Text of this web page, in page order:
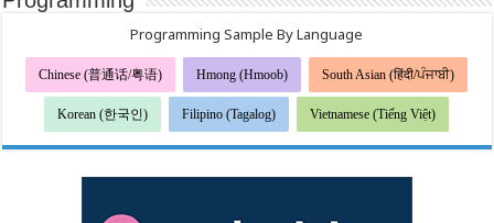
Programming Sample By Language
Chinese (普通话/粤语) Hmong (Hmoob) South Asian (हिंदी/ਪੰਜਾਬੀ)
Korean (한국인) Filipino (Tagalog) Vietnamese (Tiếng Việt)